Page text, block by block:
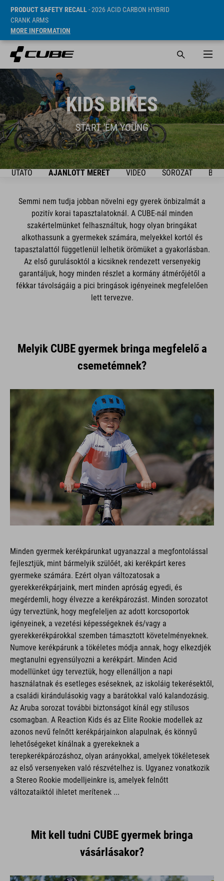
PRODUCT SAFETY RECALL- 2026 ACID CARBON HYBRID
CRANK ARMS
MORE INFORMATION
KIDS BIKES
START 'EM YOUNG
AJÁNLOTT MÉRET VIDEO SOROZAT
Semmi nem tudja jobban növelni egy gyerek önbizalmát a
pozitív korai tapasztalatoknál. A CUBE-nál minden
szakértelmünket felhasználtuk, hogy olyan bringákat
alkothassunk a gyermekek számára, melyekkel kortól és
tapasztalattól függetlenül lelhetik örömüket a gyakorlásban.
Az első gurulásoktól a kicsiknek rendezett versenyekig
garantáljuk, hogy minden részlet a kormány átmérőjétől a
fékkar távolságáig a pici bringások igényeinek megfelelően
lett tervezve.
Melyik CUBE gyermek bringa megfelelő a
csemetémnek?
Minden gyermek kerékpárunkat ugyanazzal a megfontolással
fejlesztjük, mint bármelyik szülőét, aki kerékpárt keres
gyermeke számára. Ezért olyan változatosak a
gyerekkerékpárjaink, mert minden apróság egyedi, és
megérdemli, hogy élvezze a kerékpározást. Minden sorozatot
úgy terveztünk, hogy megfeleljen az adott korcsoportok
igényeinek, a vezetési képességeknek és/vagy a
gyerekkerékpárokkal szemben támasztott követelményeknek.
Numove kerékpárunk a tökéletes módja annak, hogy elkezdjék
megtanulni egyensúlyozni a kerékpárt. Minden Acid
modellünket úgy terveztük, hogy ellenálljon a napi
használatnak és esetleges eséseknek, az iskoláig tekerésektől,
a családi kirándulásokig vagy a barátokkal való kalandozásig.
Az Aruba sorozat további biztonságot kínál egy stílusos
csomagban. A Reaction Kids és az Elite Rookie modellek az
azonos nevű felnőtt kerékpárjainkon alapulnak, és könnyű
lehetőségeket kínálnak a gyerekeknek a
terepkerékpározáshoz, olyan arányokkal, amelyek tökéletesek
az első versenyeken való részvételhez is. Ugyanez vonatkozik
a Stereo Rookie modelljeinkre is, amelyek felnőtt
változataiktól ihletet merítenek ...
Mit kell tudni CUBE gyermek bringa
vásárlásakor?